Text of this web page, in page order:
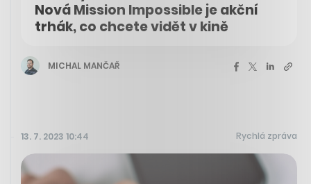
Nová Mission Impossible je akční
trhák, co chcete vidět v kině
MICHAL MANČAŘ
13. 7. 2023 10:44 Rychlá zpráva